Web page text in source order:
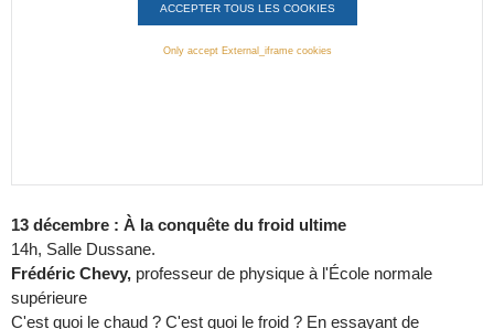
ACCEPTER TOUS LES COOKIES
Only accept External_iframe cookies
13 décembre : À la conquête du froid ultime
14h, Salle Dussane.
Frédéric Chevy, professeur de physique à l'École normale
supérieure
C'est quoi le chaud ? C'est quoi le froid ? En essayant de